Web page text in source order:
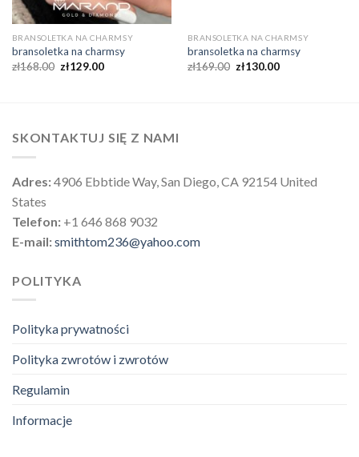
BRANSOLETKA NA CHARMSY
bransoletka na charmsy
zł168.00 zł129.00
BRANSOLETKA NA CHARMSY
bransoletka na charmsy
zł169.00 zł130.00
SKONTAKTUJ SIĘ Z NAMI
Adres:4906 Ebbtide Way, San Diego, CA 92154 United
States
Telefon: +1 646 868 9032
E-mail:smithtom236@yahoo.com
POLITYKA
Polityka prywatności
Polityka zwrotów i zwrotów
Regulamin
Informacje